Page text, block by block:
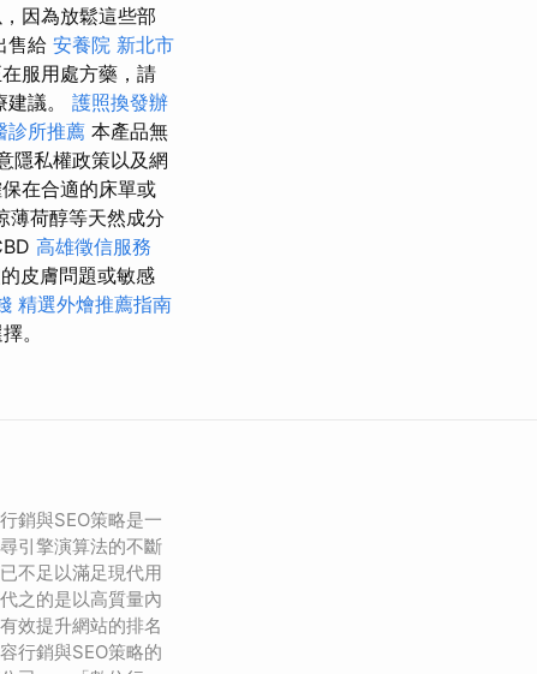
因為放鬆這些部
售給 安養院 新北市
服用處方藥，請
議。 護照換發辦
診所推薦 本產品無
隱私權政策以及網
在合適的床單或
薄荷醇等天然成分
高雄徵信服務
皮膚問題或敏感
精選外燴推薦指南
。
銷與SEO策略是一
引擎演算法的不斷
不足以滿足現代用
之的是以高質量內
效提升網站的排名
行銷與SEO策略的